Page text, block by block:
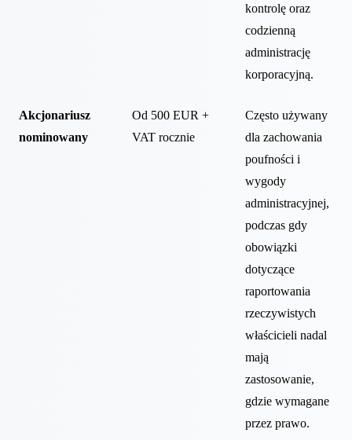
kontrolę oraz
codzienną
administrację
korporacyjną.
Akcjonariusz
nominowany
Od 500 EUR +
VAT rocznie
Często używany
dla zachowania
poufności i
wygody
administracyjnej,
podczas gdy
obowiązki
dotyczące
raportowania
rzeczywistych
właścicieli nadal
mają
zastosowanie,
gdzie wymagane
przez prawo.